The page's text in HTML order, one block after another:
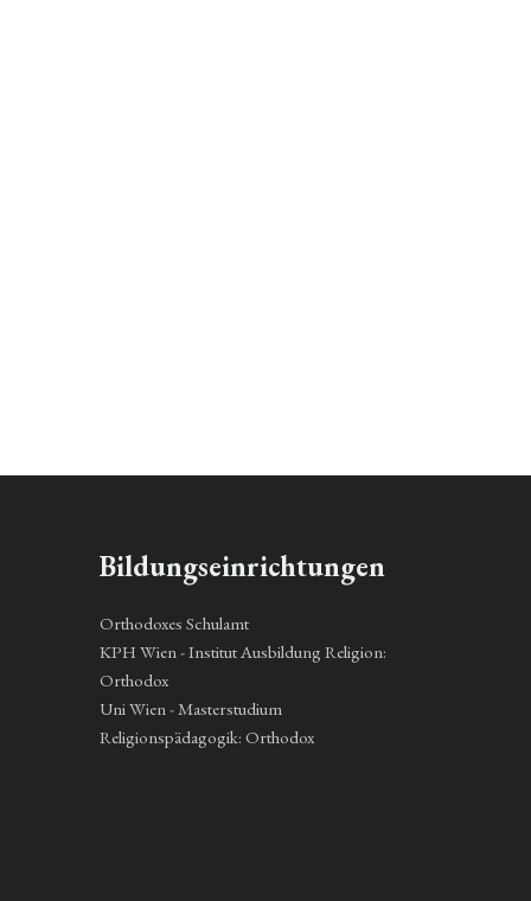
Bildungseinrichtungen
Orthodoxes Schulamt
KPH Wien - Institut Ausbildung Religion:
Orthodox
Uni Wien - Masterstudium
Religionspädagogik: Orthodox